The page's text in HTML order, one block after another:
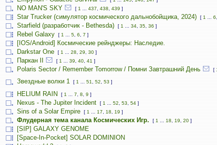
NO MAN'S SKY [ 1 437 438 439 ]
Star Trucker (симулятор космического дальнобойщика, 2024) [ 1 6
Starfield (разработчик - Bethesda) [ 1 34 35 36 ]
Rebel Galaxy [ 1 5 6 7 ]
[IOS/Android] Космические рейнджеры: Наследие.
Darkstar One
[ 1 28 29 30 ]
Паркан II [ 1 39 40 41 ]
Polaris Sector / Remember Tomorrow / Помни Завтрашний День [
Звездные волки 1 [ 1 51 52 53 ]
HELIUM RAIN [ 1 7 8 9 ]
Nexus - The Jupiter Incident [ 1 52 53 54 ]
Sins of a Solar Empire [ 1 17 18 19 ]
Флудерная тема канала Космических Игр. [ 1 18 19 20 ]
[SIP] GALAXY GENOME
[Space-In-Pocket] SOLAR DOMINION